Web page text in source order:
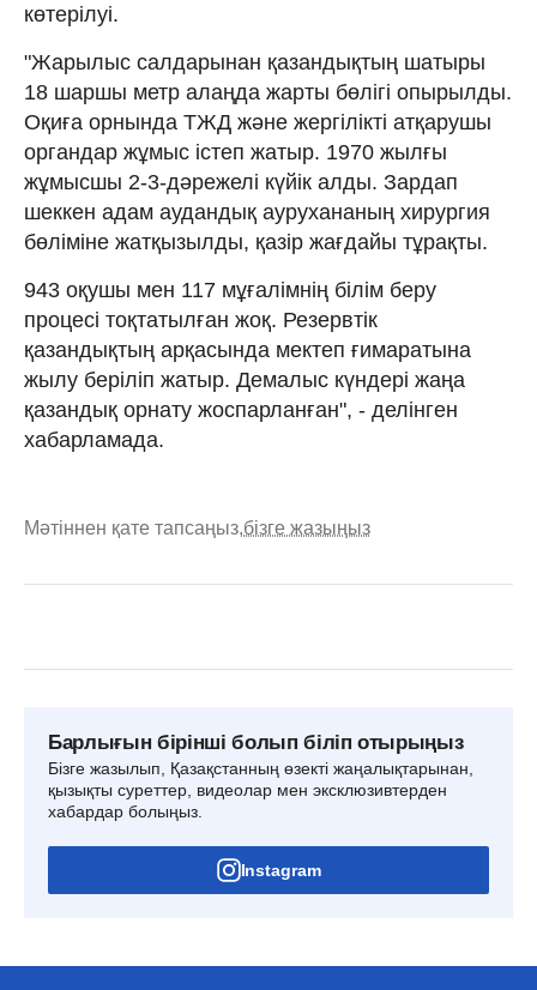
көтерілуі.
"Жарылыс салдарынан қазандықтың шатыры
18 шаршы метр алаңда жарты бөлігі опырылды.
Оқиға орнында ТЖД және жергілікті атқарушы
органдар жұмыс істеп жатыр. 1970 жылғы
жұмысшы 2-3-дәрежелі күйік алды. Зардап
шеккен адам аудандық аурухананың хирургия
бөліміне жатқызылды, қазір жағдайы тұрақты.
943 оқушы мен 117 мұғалімнің білім беру
процесі тоқтатылған жоқ. Резервтік
қазандықтың арқасында мектеп ғимаратына
жылу беріліп жатыр. Демалыс күндері жаңа
қазандық орнату жоспарланған", - делінген
хабарламада.
Мәтіннен қате тапсаңыз,бізге жазыңыз
Барлығын бірінші болып біліп отырыңыз
Бізге жазылып, Қазақстанның өзекті жаңалықтарынан,
қызықты суреттер, видеолар мен эксклюзивтерден
хабардар болыңыз.
Instagram